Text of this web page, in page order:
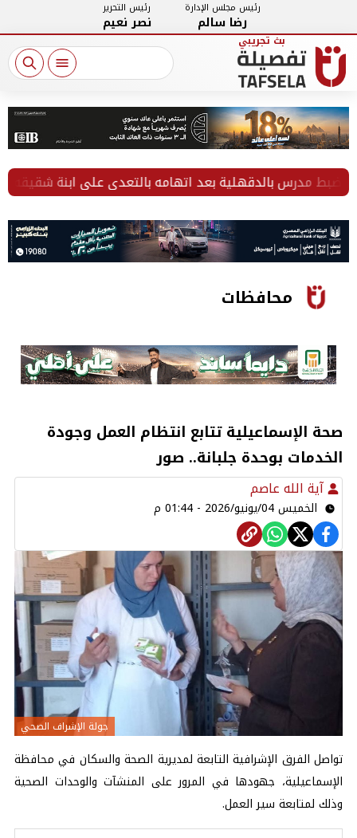
رئيس مجلس الإدارة
رضا سالم
رئيس التحرير
نصر نعيم
بالدقهلية بعد اتهامه بالتعدي على ابنة شقيقه
محافظات
صحة الإسماعيلية تتابع انتظام العمل وجودة
الخدمات بوحدة جلبانة.. صور
آية الله عاصم
الخميس 04/يونيو/2026 - 01:44 م
جولة الإشراف الصحي
تواصل الفرق الإشرافية التابعة لمديرية الصحة والسكان في محافظة
الإسماعيلية، جهودها في المرور على المنشآتوالوحدات الصحية
وذلك لمتابعة سير العمل.